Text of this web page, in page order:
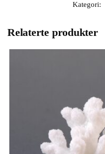
Kategori:
Relaterte produkter